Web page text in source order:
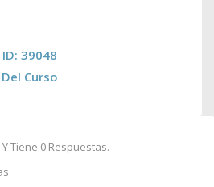
39048
Curso
Tiene 0 Respuestas.